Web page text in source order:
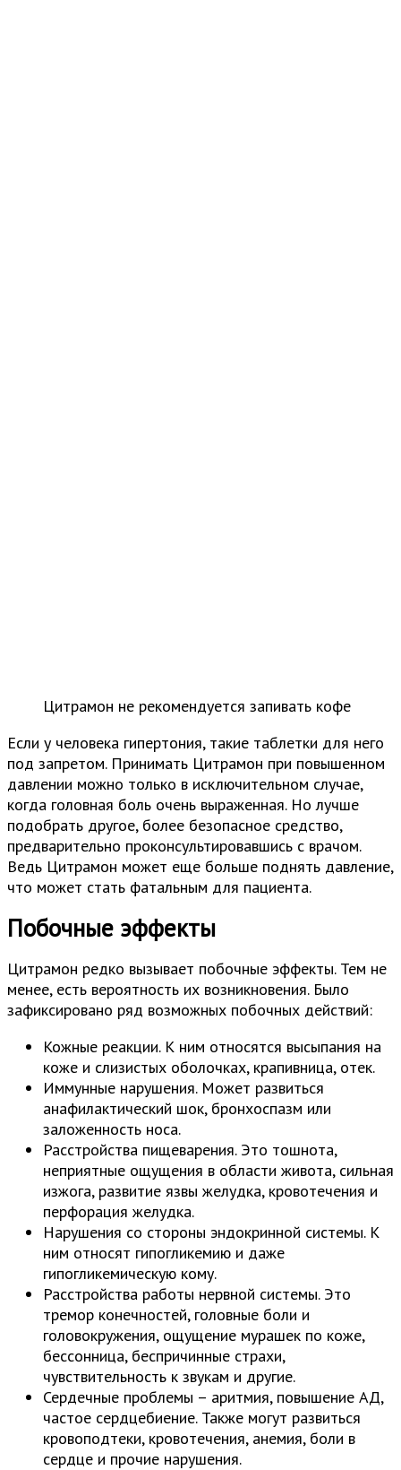
Цитрамон не рекомендуется запивать кофе
Если у человека гипертония, такие таблетки для него
под запретом. Принимать Цитрамон при повышенном
давлении можно только в исключительном случае,
когда головная боль очень выраженная. Но лучше
подобрать другое, более безопасное средство,
предварительно проконсультировавшись с врачом.
Ведь Цитрамон может еще больше поднять давление,
что может стать фатальным для пациента.
Побочные эффекты
Цитрамон редко вызывает побочные эффекты. Тем не
менее, есть вероятность их возникновения. Было
зафиксировано ряд возможных побочных действий:
Кожные реакции. К ним относятся высыпания на
коже и слизистых оболочках, крапивница, отек.
Иммунные нарушения. Может развиться
анафилактический шок, бронхоспазм или
заложенность носа.
Расстройства пищеварения. Это тошнота,
неприятные ощущения в области живота, сильная
изжога, развитие язвы желудка, кровотечения и
перфорация желудка.
Нарушения со стороны эндокринной системы. К
ним относят гипогликемию и даже
гипогликемическую кому.
Расстройства работы нервной системы. Это
тремор конечностей, головные боли и
головокружения, ощущение мурашек по коже,
бессонница, беспричинные страхи,
чувствительность к звукам и другие.
Сердечные проблемы – аритмия, повышение АД,
частое сердцебиение. Также могут развиться
кровоподтеки, кровотечения, анемия, боли в
сердце и прочие нарушения.